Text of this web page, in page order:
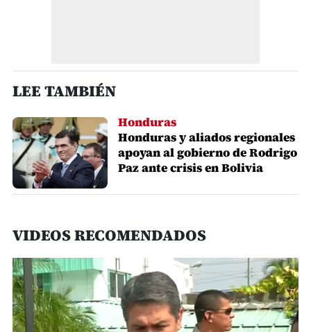
LEE TAMBIÉN
Honduras
Honduras y aliados regionales
apoyan al gobierno de Rodrigo
Paz ante crisis en Bolivia
VIDEOS RECOMENDADOS